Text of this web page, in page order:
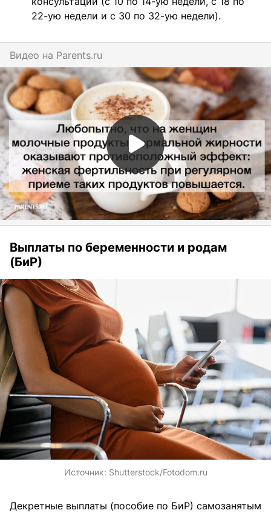
22-ую недели и с 30 по 32-ую недели).
Видео на parents.ru
Выплаты по беременности и родам
(БиР)
Источник: Shutterstock/Fotodom.ru
Декретные выплаты (пособие по БиР) самозанятым